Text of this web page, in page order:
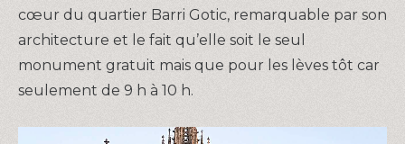
cœur du quartier Barri Gotic, remarquable par son
architecture et le fait qu’elle soit le seul
monument gratuit mais que pour les lèves tôt car
seulement de 9 h à 10 h.